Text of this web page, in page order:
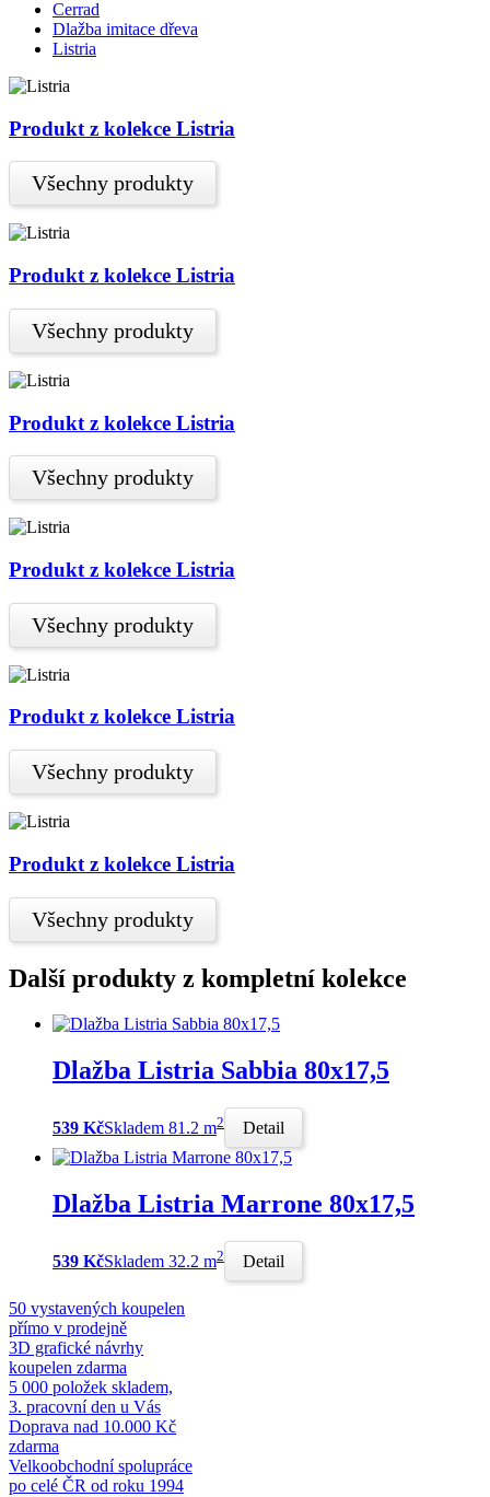
Cerrad
Dlažba imitace dřeva
Listria
Produkt z kolekce Listria
Všechny produkty
Produkt z kolekce Listria
Všechny produkty
Produkt z kolekce Listria
Všechny produkty
Produkt z kolekce Listria
Všechny produkty
Produkt z kolekce Listria
Všechny produkty
Produkt z kolekce Listria
Všechny produkty
Další produkty z kompletní kolekce
Dlažba Listria Sabbia 80x17,5
539 KčSkladem 81.2 m2 Detail
Dlažba Listria Marrone 80x17,5
539 KčSkladem 32.2 m2 Detail
50 vystavených koupelen
přímo v prodejně
3D grafické návrhy
koupelen zdarma
5 000 položek skladem,
3. pracovní den u Vás
Doprava nad 10.000 Kč
zdarma
Velkoobchodní spolupráce
po celé ČR od roku 1994